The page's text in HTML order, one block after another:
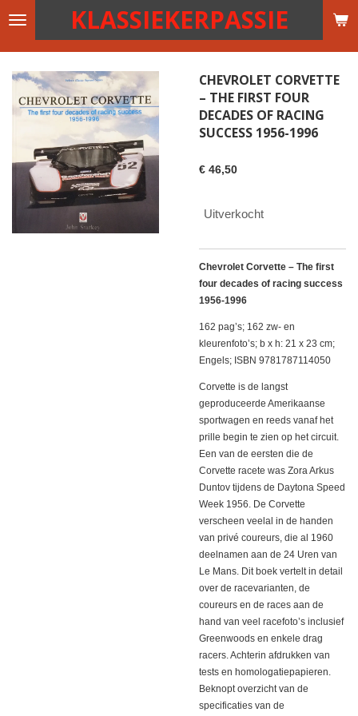
Ga
hoofdinhoud
KLASSIEKERPASSIE
CHEVROLET CORVETTE
– THE FIRST FOUR
DECADES OF RACING
SUCCESS 1956-1996
€ 46,50
Uitverkocht
Chevrolet Corvette – The first
four decades of racing success
1956-1996
162 pag’s; 162 zw- en
kleurenfoto’s; b x h: 21 x 23 cm;
Engels; ISBN 9781787114050
Corvette is de langst
geproduceerde Amerikaanse
sportwagen en reeds vanaf het
prille begin te zien op het circuit.
Een van de eersten die de
Corvette racete was Zora Arkus
Duntov tijdens de Daytona Speed
Week 1956. De Corvette
verscheen veelal in de handen
van privé coureurs, die al 1960
deelnamen aan de 24 Uren van
Le Mans. Dit boek vertelt in detail
over de racevarianten, de
coureurs en de races aan de
hand van veel racefoto’s inclusief
Greenwoods en enkele drag
racers. Achterin afdrukken van
tests en homologatiepapieren.
Beknopt overzicht van de
specificaties van de